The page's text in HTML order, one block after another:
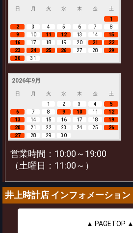
日 月 火 水 木 金
土
1
2
3 4 5 6 7
8
9
10 11 12 13 14
15
16
17 18 19 20 21
22
23
24 25 26 27 28
29
30
31
2026年9月
日 月 火 水 木 金
土
1
2 3 4
5
6
7 8 9 10 11
12
13
14 15 16 17 18
19
20
21 22 23 24 25
26
27
28 29 30
営業時間：10:00～19:00
（土曜日：11:00～）
井上時計店 インフォメーション
▲ PAGETOP ▲